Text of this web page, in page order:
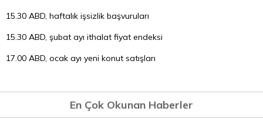
15.30 ABD, haftalık işsizlik başvuruları
15.30 ABD, şubat ayı ithalat fiyat endeksi
17.00 ABD, ocak ayı yeni konut satışları
En Çok Okunan Haberler